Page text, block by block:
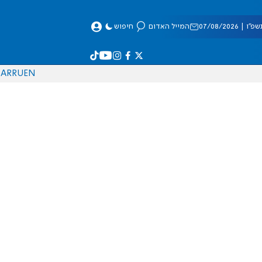
08/2026 המייל האדום חיפוש
EN
RU
AR